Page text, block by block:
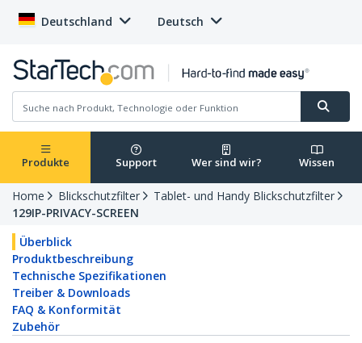
Deutschland Deutsch
Produkte Support Wer sind wir? Wissen
Home Blickschutzfilter
Tablet- und Handy Blickschutzfilter
129IP-PRIVACY-SCREEN
Überblick
Produktbeschreibung
Technische Spezifikationen
Treiber & Downloads
FAQ & Konformität
Zubehör